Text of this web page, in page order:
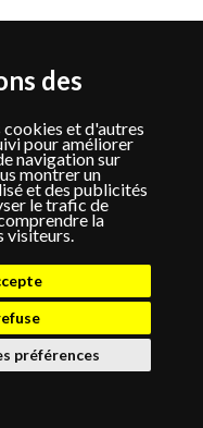
des
et d'autres
pour améliorer
navigation sur
montrer un
et des publicités
le trafic de
la
visiteurs.
préférences
pièces détachées
et Sanyo